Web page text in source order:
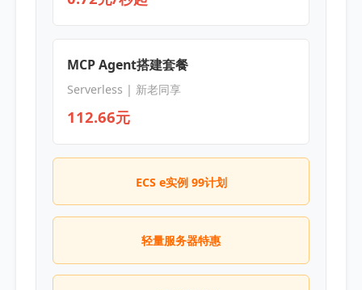
MCP Agent搭建套餐
Serverless | 新老同享
112.66元
ECS e实例 99计划
轻量服务器特惠